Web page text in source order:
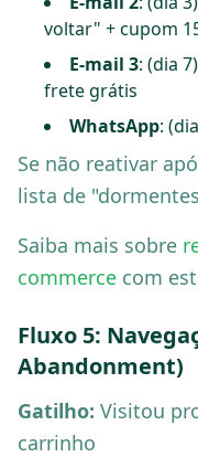
voltar" + cupom
E-mail 3: (dia
frete grátis
WhatsApp:
Se não reativar
lista de
Saiba mais sobre
commerce com
Fluxo 5:
Abandonment)
Gatilho: Visitou
carrinho